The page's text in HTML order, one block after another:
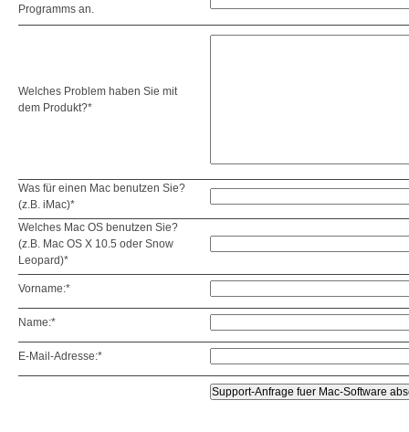
Programms an.
Welches Problem haben Sie mit
dem Produkt?*
Was für einen Mac benutzen Sie?
(z.B. iMac)*
Welches Mac OS benutzen Sie?
(z.B. Mac OS X 10.5 oder Snow
Leopard)*
Vorname:*
Name:*
E-Mail-Adresse:*